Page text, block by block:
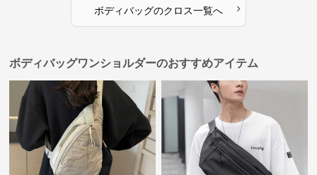
ボディバッグのクロス一覧へ ›
ボディバッグワンショルダーのおすすめアイテム